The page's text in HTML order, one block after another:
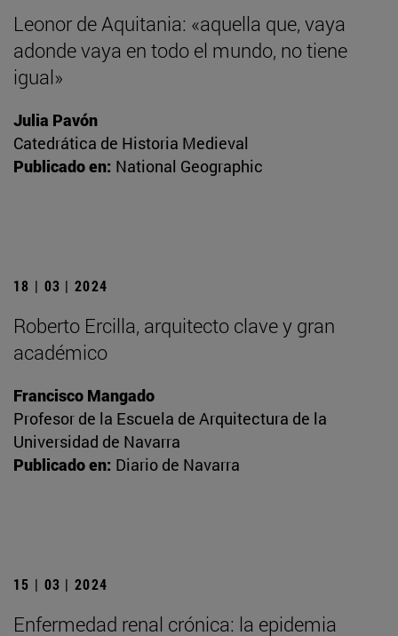
Leonor de Aquitania: «aquella que, vaya
adonde vaya en todo el mundo, no tiene
igual»
Julia Pavón
Catedrática de Historia Medieval
Publicado en: National Geographic
18 | 03 | 2024
Roberto Ercilla, arquitecto clave y gran
académico
Francisco Mangado
Profesor de la Escuela de Arquitectura de la
Universidad de Navarra
Publicado en: Diario de Navarra
15 | 03 | 2024
Enfermedad renal crónica: la epidemia